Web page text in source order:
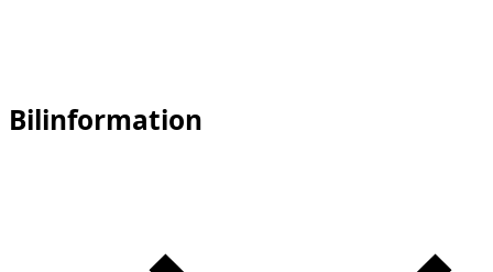
Bilinformation